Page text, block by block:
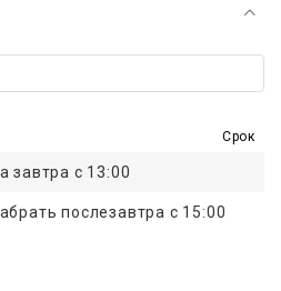
Срок
завтра с 13:00
послезавтра с 15:00